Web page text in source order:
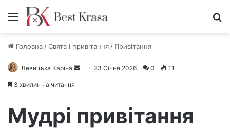
Меню
Головна /Свята і привітання / Привітання
Левицька Каріна 23 Січня 2026 0 11
3 хвилин на читання
Мудрі привітання